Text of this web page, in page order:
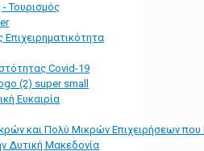
Τουρισμός
Covid-19
Ευκαιρία
και Πολύ Μικρών Επιχειρήσεων
Δυτική Μακεδονία